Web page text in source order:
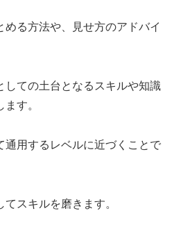
る方法や、見せ方のアドバイ
しての土台となるスキルや知識
す。
通用するレベルに近づくことで
スキルを磨きます。